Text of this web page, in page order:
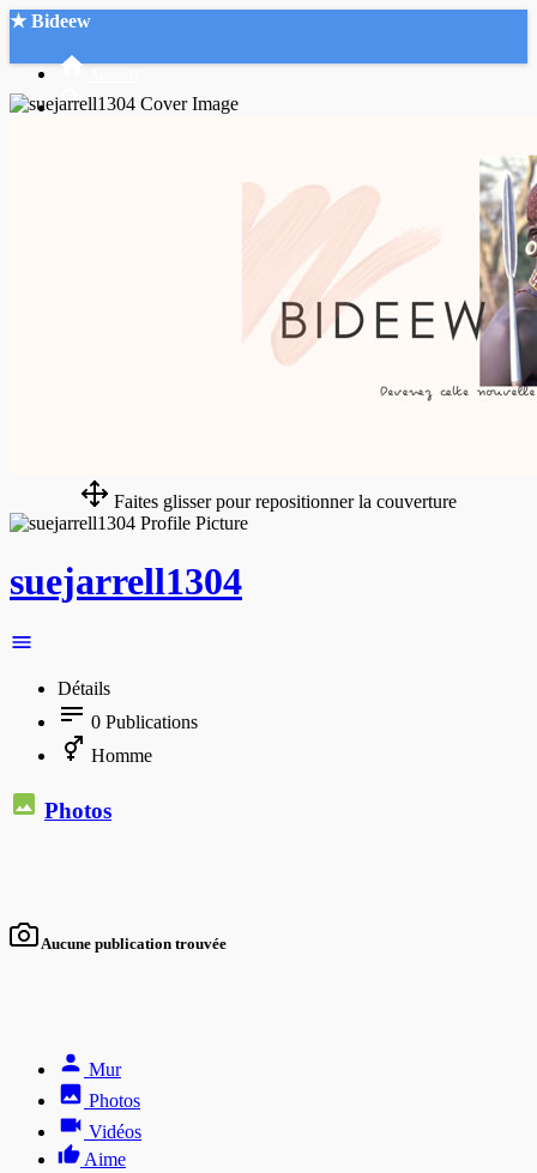
★ Bideew
Faites glisser pour repositionner la couverture
suejarrell1304
Détails
0 Publications
Homme
Photos
Aucune publication trouvée
Mur
Photos
Vidéos
Aime